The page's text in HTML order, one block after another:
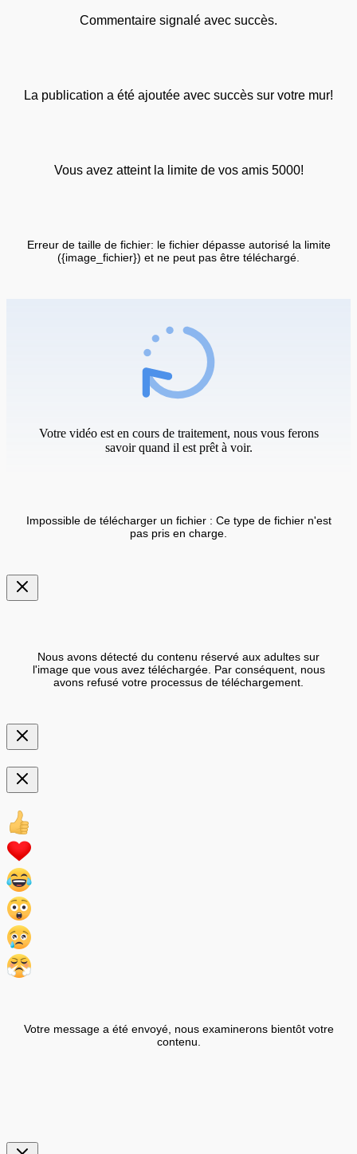
Commentaire signalé avec succès.
La publication a été ajoutée avec succès sur votre mur!
Vous avez atteint la limite de vos amis 5000!
Erreur de taille de fichier: le fichier dépasse autorisé la limite
({image_fichier}) et ne peut pas être téléchargé.
Votre vidéo est en cours de traitement, nous vous ferons
savoir quand il est prêt à voir.
Impossible de télécharger un fichier : Ce type de fichier n'est
pas pris en charge.
Nous avons détecté du contenu réservé aux adultes sur
l'image que vous avez téléchargée. Par conséquent, nous
avons refusé votre processus de téléchargement.
Votre message a été envoyé, nous examinerons bientôt votre
contenu.